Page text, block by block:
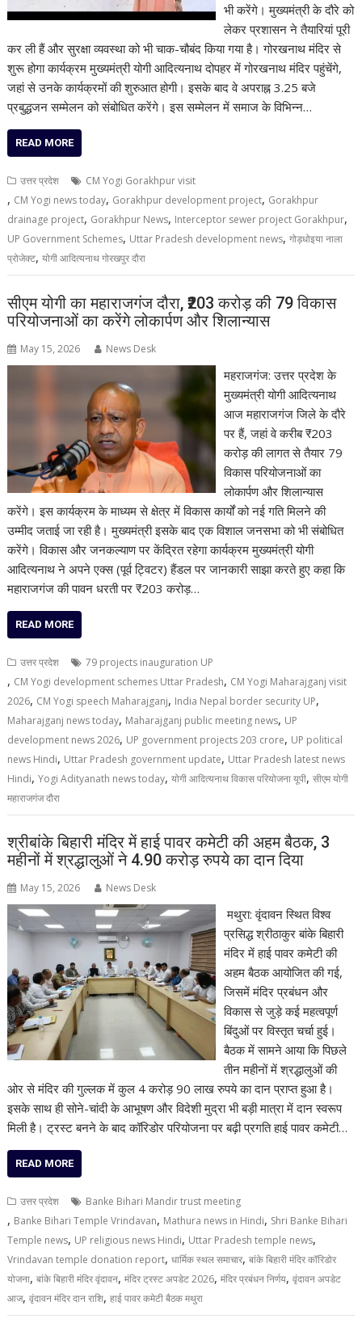
भी करेंगे। मुख्यमंत्री के दौरे को
लेकर प्रशासन ने तैयारियां पूरी
कर ली हैं और सुरक्षा व्यवस्था को भी चाक-चौबंद किया गया है। गोरखनाथ मंदिर से
शुरू होगा कार्यक्रम मुख्यमंत्री योगी आदित्यनाथ दोपहर में गोरखनाथ मंदिर पहुंचेंगे,
जहां से उनके कार्यक्रमों की शुरुआत होगी। इसके बाद वे अपराह्न 3.25 बजे
प्रबुद्धजन सम्मेलन को संबोधित करेंगे। इस सम्मेलन में समाज के विभिन्न…
READ MORE
उत्तर प्रदेश CM Yogi Gorakhpur visit
, CM Yogi news today, Gorakhpur development project, Gorakhpur
drainage project, Gorakhpur News, Interceptor sewer project Gorakhpur,
UP Government Schemes, Uttar Pradesh development news,गोड़धोइया नाला
प्रोजेक्ट,योगी आदित्यनाथ गोरखपुर दौरा
सीएम योगी का महाराजगंज दौरा, ₹203 करोड़ की 79 विकास
परियोजनाओं का करेंगे लोकार्पण और शिलान्यास
May 15, 2026 News Desk
महराजगंज: उत्तर प्रदेश के
मुख्यमंत्री योगी आदित्यनाथ
आज महाराजगंज जिले के दौरे
पर हैं, जहां वे करीब ₹203
करोड़ की लागत से तैयार 79
विकास परियोजनाओं का
लोकार्पण और शिलान्यास
करेंगे। इस कार्यक्रम के माध्यम से क्षेत्र में विकास कार्यों को नई गति मिलने की
उम्मीद जताई जा रही है। मुख्यमंत्री इसके बाद एक विशाल जनसभा को भी संबोधित
करेंगे। विकास और जनकल्याण पर केंद्रित रहेगा कार्यक्रम मुख्यमंत्री योगी
आदित्यनाथ ने अपने एक्स (पूर्व ट्विटर) हैंडल पर जानकारी साझा करते हुए कहा कि
महाराजगंज की पावन धरती पर ₹203 करोड़…
READ MORE
उत्तर प्रदेश 79 projects inauguration UP
, CM Yogi development schemes Uttar Pradesh, CM Yogi Maharajganj visit
2026, CM Yogi speech Maharajganj, India Nepal border security UP,
Maharajganj news today, Maharajganj public meeting news, UP
development news 2026, UP government projects 203 crore, UP political
news Hindi, Uttar Pradesh government update, Uttar Pradesh latest news
Hindi,Yogi Adityanath news today,योगी आदित्यनाथ विकास परियोजना यूपी,सीएम योगी
महाराजगंज दौरा
श्रीबांके बिहारी मंदिर में हाई पावर कमेटी की अहम बैठक, 3
महीनों में श्रद्धालुओं ने 4.90 करोड़ रुपये का दान दिया
May 15, 2026 News Desk
मथुरा: वृंदावन स्थित विश्व
प्रसिद्ध श्रीठाकुर बांके बिहारी
मंदिर में हाई पावर कमेटी की
अहम बैठक आयोजित की गई,
जिसमें मंदिर प्रबंधन और
विकास से जुड़े कई महत्वपूर्ण
बिंदुओं पर विस्तृत चर्चा हुई।
बैठक में सामने आया कि पिछले
तीन महीनों में श्रद्धालुओं की
ओर से मंदिर की गुल्लक में कुल 4 करोड़ 90 लाख रुपये का दान प्राप्त हुआ है।
इसके साथ ही सोने-चांदी के आभूषण और विदेशी मुद्रा भी बड़ी मात्रा में दान स्वरूप
मिली है। ट्रस्ट बनने के बाद कॉरिडोर परियोजना पर बढ़ी प्रगति हाई पावर कमेटी…
READ MORE
उत्तर प्रदेश Banke Bihari Mandir trust meeting
, Banke Bihari Temple Vrindavan, Mathura news in Hindi, Shri Banke Bihari
Temple news, UP religious news Hindi, Uttar Pradesh temple news,
Vrindavan temple donation report,धार्मिक स्थल समाचार,बांके बिहारी मंदिर कॉरिडोर
योजना,बांके बिहारी मंदिर वृंदावन,मंदिर ट्रस्ट अपडेट 2026,मंदिर प्रबंधन निर्णय,वृंदावन अपडेट
आज,वृंदावन मंदिर दान राशि,हाई पावर कमेटी बैठक मथुरा